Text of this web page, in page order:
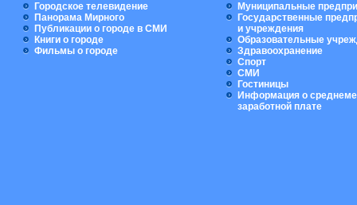
Городское телевидение
Панорама Мирного
Публикации о городе в СМИ
Книги о городе
Фильмы о городе
Муниципальные
Государственные
и учреждения
Образовательные
Здравоохранение
Спорт
СМИ
Гостиницы
Информация о
заработной плате